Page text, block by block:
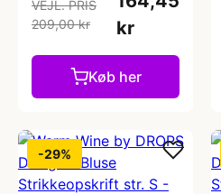
VEJL. PRIS
209,00 kr
kr
Køb her
-29%